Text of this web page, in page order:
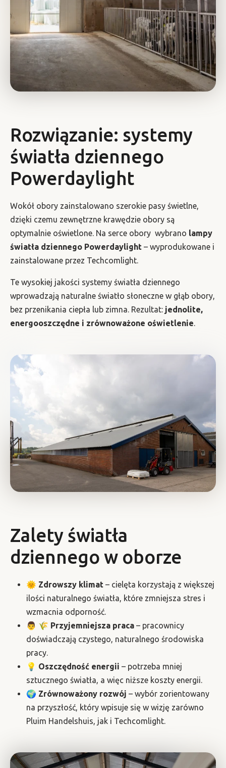
Rozwiązanie: systemy
światła dziennego
Powerdaylight
Wokół obory zainstalowano szerokie pasy świetlne,
dzięki czemu zewnętrzne krawędzie obory są
optymalnie oświetlone. Na serce obory wybrano lampy
światła dziennego Powerdaylight – wyprodukowane i
zainstalowane przez Techcomlight.
Te wysokiej jakości systemy światła dziennego
wprowadzają naturalne światło słoneczne w głąb obory,
bez przenikania ciepła lub zimna. Rezultat: jednolite,
energooszczędne i zrównoważone oświetlenie.
Zalety światła
dziennego w oborze
🌞 Zdrowszy klimat – cielęta korzystają z większej
ilości naturalnego światła, które zmniejsza stres i
wzmacnia odporność.
👨 🌾 Przyjemniejsza praca – pracownicy
doświadczają czystego, naturalnego środowiska
pracy.
💡 Oszczędność energii – potrzeba mniej
sztucznego światła, a więc niższe koszty energii.
🌍 Zrównoważony rozwój – wybór zorientowany
na przyszłość, który wpisuje się w wizję zarówno
Pluim Handelshuis, jak i Techcomlight.